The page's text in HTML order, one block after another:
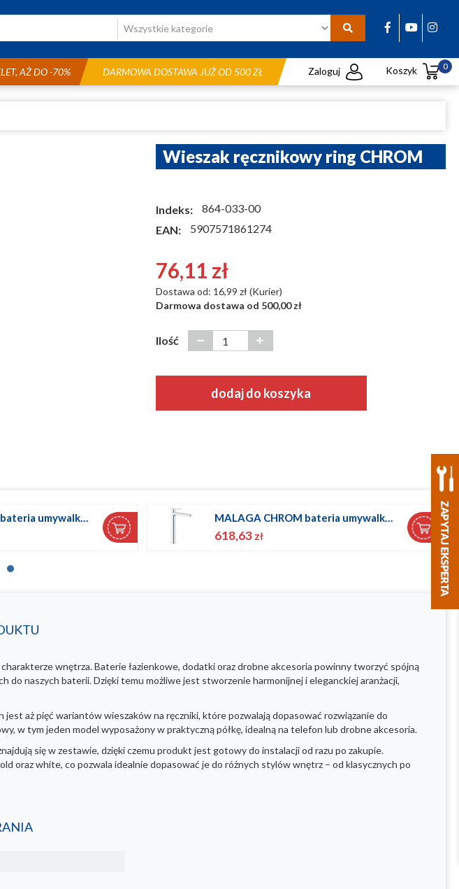
AŻ DO -70% DARMOWA DOSTAWA JUŻ OD 500 ZŁ Zaloguj Koszyk 0
Wieszak ręcznikowy ring CHROM
Indeks:
864-033-00
EAN:
5907571861274
76,11 zł
Dostawa od: 16,99 zł (Kurier)
Darmowa dostawa od 500,00 zł
Ilość
dodaj do koszyka
MALAGA CHROM bateria umywalkowa 35mm MALAGA CHROM bateria umywalkowa nablatowa
618,63 zł
wnętrza. Baterie łazienkowe, dodatki oraz drobne akcesoria powinny tworzyć spójną
do naszych baterii. Dzięki temu możliwe jest stworzenie harmonijnej i eleganckiej aranżacji,
aż pięć wariantów wieszaków na ręczniki, które pozwalają dopasować rozwiązanie do
w tym jeden model wyposażony w praktyczną półkę, idealną na telefon lub drobne akcesoria.
się w zestawie, dzięki czemu produkt jest gotowy do instalacji od razu po zakupie.
oraz white, co pozwala idealnie dopasować je do różnych stylów wnętrz – od klasycznych po